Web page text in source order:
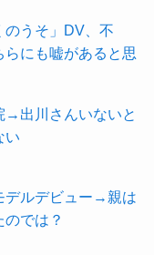
のうそ」DV、不
にも嘘があると思
→出川さんいないと
い
デルデビュー→親は
では？